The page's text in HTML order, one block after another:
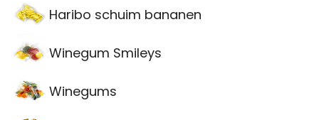
Haribo schuim bananen
Winegum Smileys
Winegums